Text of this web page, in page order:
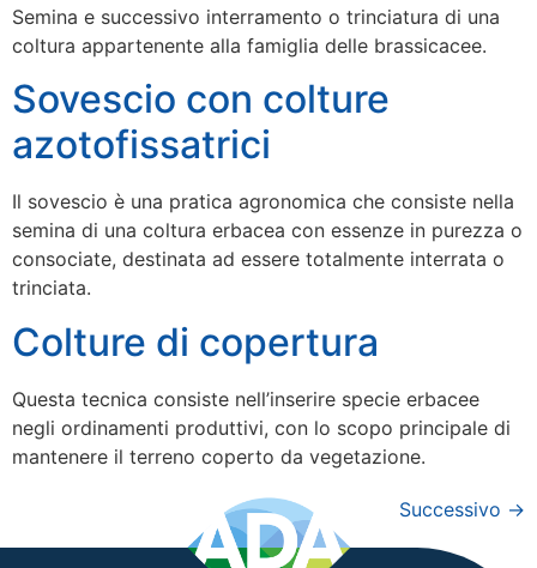
Semina e successivo interramento o trinciatura di una
coltura appartenente alla famiglia delle brassicacee.
Sovescio con colture
azotofissatrici
Il sovescio è una pratica agronomica che consiste nella
semina di una coltura erbacea con essenze in purezza o
consociate, destinata ad essere totalmente interrata o
trinciata.
Colture di copertura
Questa tecnica consiste nell’inserire specie erbacee
negli ordinamenti produttivi, con lo scopo principale di
mantenere il terreno coperto da vegetazione.
Successivo →